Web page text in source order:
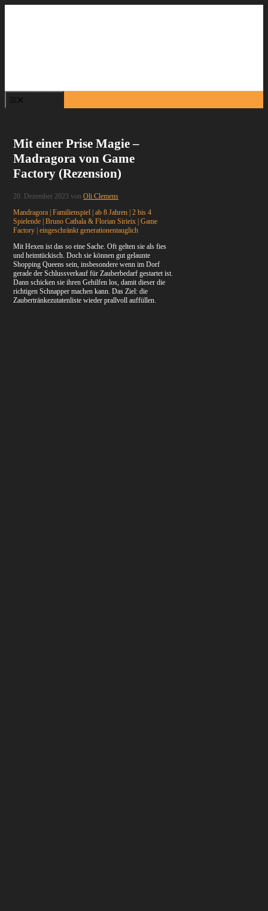
Mit einer Prise Magie –
Madragora von Game
Factory (Rezension)
20. Dezember 2023 vonOli Clemens
Mandragora | Familienspiel | ab 8 Jahren | 2 bis 4
Spielende | Bruno Cathala & Florian Sirieix | Game
Factory | eingeschränkt generationentauglich
Mit Hexen ist das so eine Sache. Oft gelten sie als fies
und heimtückisch. Doch sie können gut gelaunte
Shopping Queens sein, insbesondere wenn im Dorf
gerade der Schlussverkauf für Zauberbedarf gestartet ist.
Dann schicken sie ihren Gehilfen los, damit dieser die
richtigen Schnapper machen kann. Das Ziel: die
Zaubertränkezutatenliste wieder prallvoll auffüllen.